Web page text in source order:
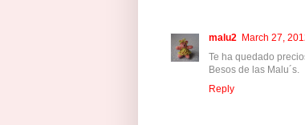
malu2 March 27,
Te ha quedado
Besos de las Malu´s.
Reply